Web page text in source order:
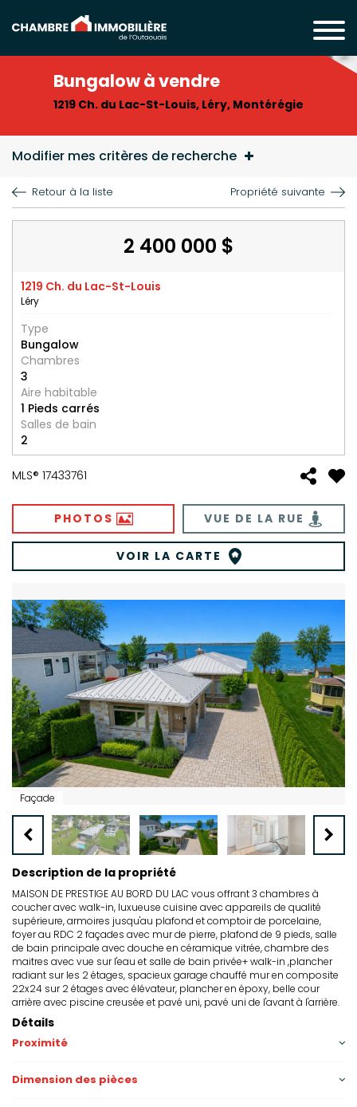
Bungalow à vendre
1219 Ch. du Lac-St-Louis, Léry, Montérégie
Modifier mes critères de recherche
Retour à la liste Propriété suivante
2 400 000 $
1219 Ch. du Lac-St-Louis
Léry
Type
Bungalow
Chambres
3
Aire habitable
1 Pieds carrés
Salles de bain
2
MLS® 17433761
PHOTOS VUE DE LA RUE
VOIR LA CARTE
Façade
Description de la propriété
MAISON DE PRESTIGE AU BORD DU LAC vous offrant 3 chambres à
coucher avec walk-in, luxueuse cuisine avec appareils de qualité
supérieure, armoires jusqu'au plafond et comptoir de porcelaine,
foyer au RDC 2 façades avec mur de pierre, plafond de 9 pieds, salle
de bain principale avec douche en céramique vitrée, chambre des
maitres avec vue sur l'eau et salle de bain privée+ walk-in ,plancher
radiant sur les 2 étages, spacieux garage chauffé mur en composite
22x24 sur 2 étages avec élévateur, plancher en époxy, belle cour
arrière avec piscine creusée et pavé uni, pavé uni de l'avant à l'arrière.
Détails
Proximité
Dimension des pièces